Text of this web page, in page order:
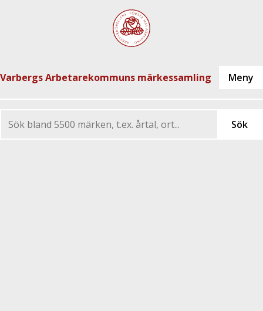
Varbergs Arbetarekommuns märkessamling